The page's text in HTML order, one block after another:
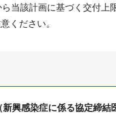
当該計画に基づく交付上
ください。
興感染症に係る協定締結